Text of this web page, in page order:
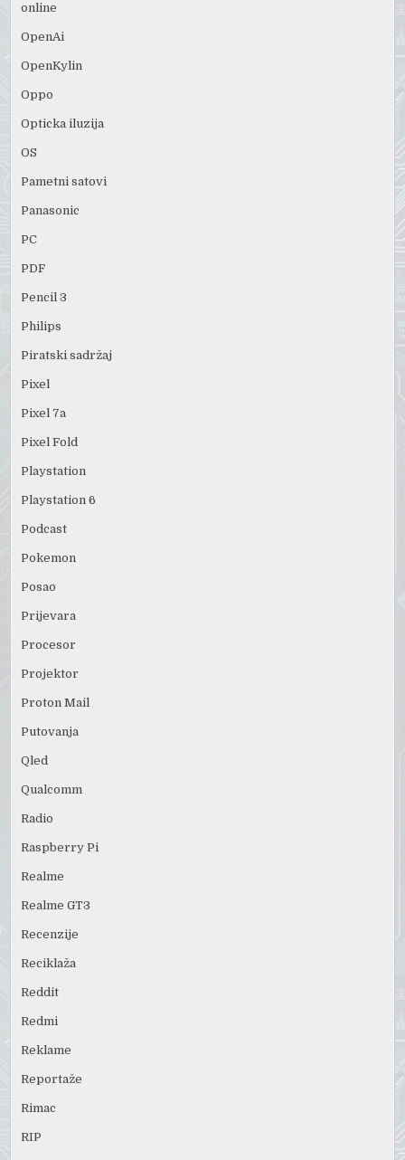
online
OpenAi
OpenKylin
Oppo
Opticka iluzija
OS
Pametni satovi
Panasonic
PC
PDF
Pencil 3
Philips
Piratski sadržaj
Pixel
Pixel 7a
Pixel Fold
Playstation
Playstation 6
Podcast
Pokemon
Posao
Prijevara
Procesor
Projektor
Proton Mail
Putovanja
Qled
Qualcomm
Radio
Raspberry Pi
Realme
Realme GT3
Recenzije
Reciklaža
Reddit
Redmi
Reklame
Reportaže
Rimac
RIP